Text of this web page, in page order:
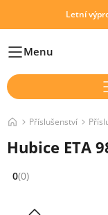
Letní
HlavníMenu
Příslušenství
Hubice ETA
Hodnocení: 0 z 5 (0
0(0)